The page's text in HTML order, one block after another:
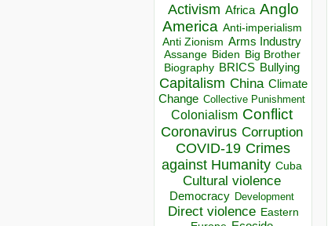
Activism Africa Anglo
America Anti-imperialism
Anti Zionism Arms Industry
Assange Biden Big Brother
Biography BRICS Bullying
Capitalism China Climate
Change Collective Punishment
Colonialism Conflict
Coronavirus Corruption
COVID-19 Crimes
against Humanity Cuba
Cultural violence
Democracy Development
Direct violence Eastern